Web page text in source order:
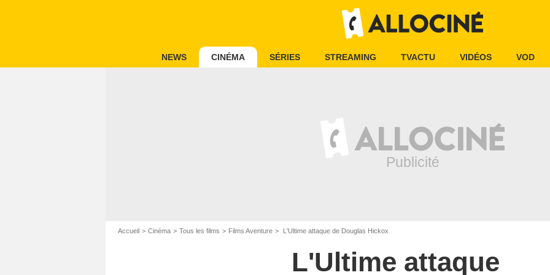
NEWS CINÉMA SÉRIES STREAMING TVACTU VIDÉOS VOD
Accueil Cinéma Tous les films Films Aventure L'Ultime attaque de Douglas Hickox
L'Ultime attaque